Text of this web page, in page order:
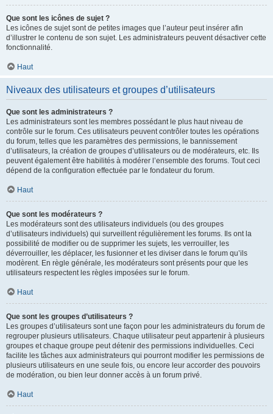
Que sont les icônes de sujet ?
Les icônes de sujet sont de petites images que l’auteur peut insérer afin
d’illustrer le contenu de son sujet. Les administrateurs peuvent désactiver cette
fonctionnalité.
Haut
Niveaux des utilisateurs et groupes d’utilisateurs
Que sont les administrateurs ?
Les administrateurs sont les membres possédant le plus haut niveau de
contrôle sur le forum. Ces utilisateurs peuvent contrôler toutes les opérations
du forum, telles que les paramètres des permissions, le bannissement
d’utilisateurs, la création de groupes d’utilisateurs ou de modérateurs, etc. Ils
peuvent également être habilités à modérer l’ensemble des forums. Tout ceci
dépend de la configuration effectuée par le fondateur du forum.
Haut
Que sont les modérateurs ?
Les modérateurs sont des utilisateurs individuels (ou des groupes
d’utilisateurs individuels) qui surveillent régulièrement les forums. Ils ont la
possibilité de modifier ou de supprimer les sujets, les verrouiller, les
déverrouiller, les déplacer, les fusionner et les diviser dans le forum qu’ils
modèrent. En règle générale, les modérateurs sont présents pour que les
utilisateurs respectent les règles imposées sur le forum.
Haut
Que sont les groupes d’utilisateurs ?
Les groupes d’utilisateurs sont une façon pour les administrateurs du forum de
regrouper plusieurs utilisateurs. Chaque utilisateur peut appartenir à plusieurs
groupes et chaque groupe peut détenir des permissions individuelles. Ceci
facilite les tâches aux administrateurs qui pourront modifier les permissions de
plusieurs utilisateurs en une seule fois, ou encore leur accorder des pouvoirs
de modération, ou bien leur donner accès à un forum privé.
Haut